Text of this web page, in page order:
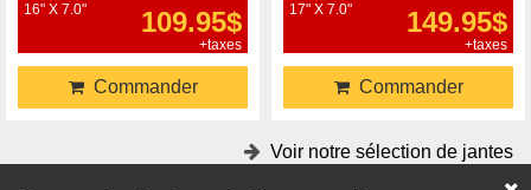
16" X 7.0"
109.95$
+taxes
Commander
17" X 7.0"
149.95$
+taxes
Commander
Voir notre sélection de jantes